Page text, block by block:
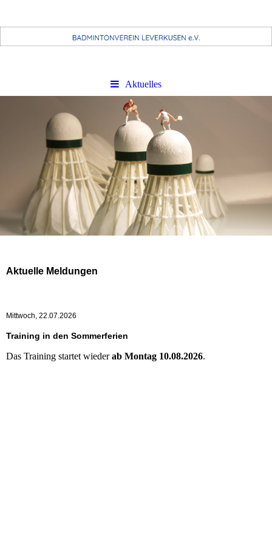
Aktuelles
Aktuelle Meldungen
Mittwoch, 22.07.2026
Training in den Sommerferien
Das Training startet wiederab Montag 10.08.2026.